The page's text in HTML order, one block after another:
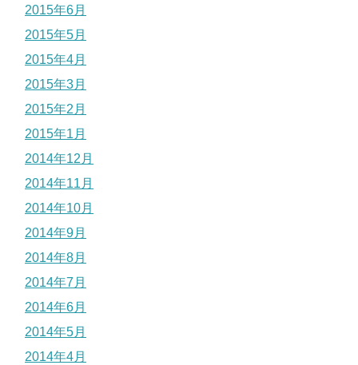
2015年6月
2015年5月
2015年4月
2015年3月
2015年2月
2015年1月
2014年12月
2014年11月
2014年10月
2014年9月
2014年8月
2014年7月
2014年6月
2014年5月
2014年4月